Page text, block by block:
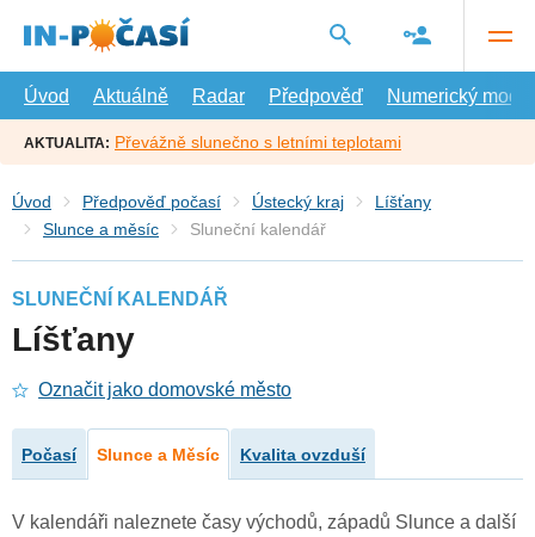
hlavní
Úvod
Aktuálně Radar Předpověď Numerický model
AKTUALITA: Převážně slunečno s letními teplotami
Úvod Předpověď počasí Ústecký kraj
Líšťany
Slunce a měsíc
Sluneční kalendář
SLUNEČNÍ KALENDÁŘ
Líšťany
Označit jako domovské město
Počasí Slunce a Měsíc Kvalita ovzduší
V kalendáři naleznete časy východů, západů Slunce a další